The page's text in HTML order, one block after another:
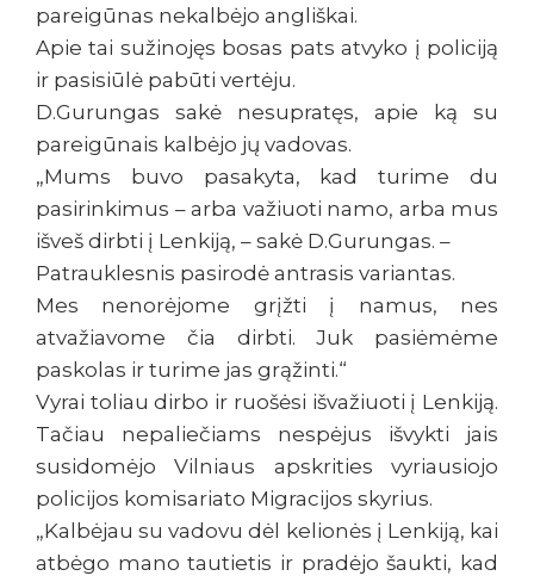
pareigūnas nekalbėjo angliškai.
Apie tai sužinojęs bosas pats atvyko į policiją
ir pasisiūlė pabūti vertėju.
D.Gurungas sakė nesupratęs, apie ką su
pareigūnais kalbėjo jų vadovas.
„Mums buvo pasakyta, kad turime du
pasirinkimus – arba važiuoti namo, arba mus
išveš dirbti į Lenkiją, – sakė D.Gurungas. –
Patrauklesnis pasirodė antrasis variantas.
Mes nenorėjome grįžti į namus, nes
atvažiavome čia dirbti. Juk pasiėmėme
paskolas ir turime jas grąžinti.“
Vyrai toliau dirbo ir ruošėsi išvažiuoti į Lenkiją.
Tačiau nepaliečiams nespėjus išvykti jais
susidomėjo Vilniaus apskrities vyriausiojo
policijos komisariato Migracijos skyrius.
„Kalbėjau su vadovu dėl kelionės į Lenkiją, kai
atbėgo mano tautietis ir pradėjo šaukti, kad